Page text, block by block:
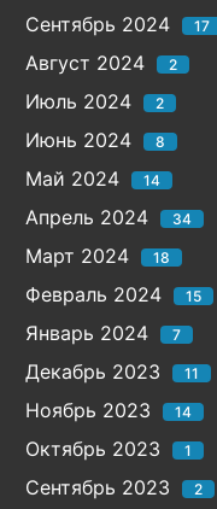
Сентябрь 2024 17
Август 2024 2
Июль 2024 2
Июнь 2024 8
Май 2024 14
Апрель 2024 34
Март 2024 18
Февраль 2024 15
Январь 2024 7
Декабрь 2023 11
Ноябрь 2023 14
Октябрь 2023 1
Сентябрь 2023 2